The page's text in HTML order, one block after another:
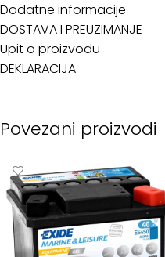
Dodatne informacije
DOSTAVA I PREUZIMANJE
Upit o proizvodu
DEKLARACIJA
Povezani proizvodi